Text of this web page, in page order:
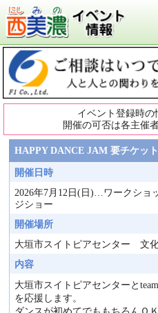
イベント登録時の
開催の可否は各主催
HAPPY DANCE JAM 要チケット
開催日時
2026年7月12日(日)…ワークショ
ジショー
開催場所
大垣市スイトピアセンター 文
内容
大垣市スイトピアセンターと
を応援します。